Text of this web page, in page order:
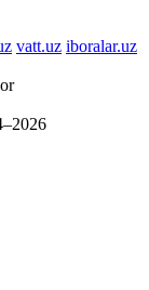
vatt.uz iboralar.uz